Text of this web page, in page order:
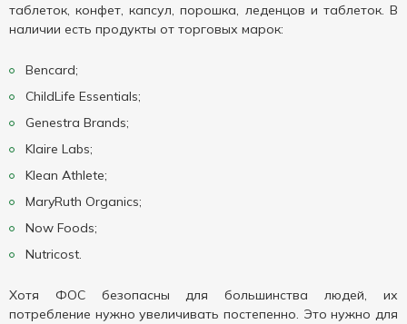
таблеток, конфет, капсул, порошка, леденцов и таблеток. В
наличии есть продукты от торговых марок:
Bencard;
ChildLife Essentials;
Genestra Brands;
Klaire Labs;
Klean Athlete;
MaryRuth Organics;
Now Foods;
Nutricost.
Хотя ФОС безопасны для большинства людей, их
потребление нужно увеличивать постепенно. Это нужно для